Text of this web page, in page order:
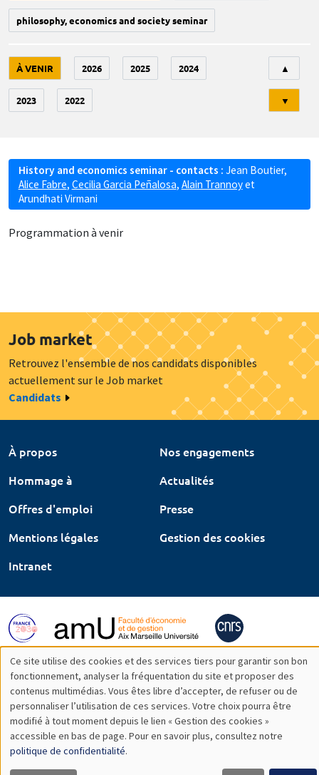
philosophy, economics and society seminar
À VENIR 2026 2025 2024
2023 2022
▲
▼
History and economics seminar - contacts : Jean Boutier,
Alice Fabre, Cecilia Garcia Peñalosa, Alain Trannoyet
Arundhati Virmani
Programmation à venir
Job market
Retrouvez l'ensemble de nos candidats disponibles
actuellement sur le Job market
Candidats
À propos
Nos engagements
Hommage à
Actualités
Offres d'emploi
Presse
Mentions légales
Gestion des cookies
Intranet
Utilisation
des
données
personnelles
Ce site utilise des cookies et des services tiers pour garantir son bon
fonctionnement, analyser la fréquentation du site et proposer des
contenus multimédias. Vous êtes libre d’accepter, de refuser ou de
personnaliser l’utilisation de ces services. Votre choix pourra être
modifié à tout moment depuis le lien « Gestion des cookies »
accessible en bas de page. Pour en savoir plus, consultez notre
politique de confidentialité.